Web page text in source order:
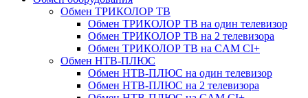
Обмен ТРИКОЛОР ТВ
Обмен ТРИКОЛОР ТВ на один телевизор
Обмен ТРИКОЛОР ТВ на 2 телевизора
Обмен ТРИКОЛОР ТВ на CAM CI+
Обмен НТВ-ПЛЮС
Обмен НТВ-ПЛЮС на один телевизор
Обмен НТВ-ПЛЮС на 2 телевизора